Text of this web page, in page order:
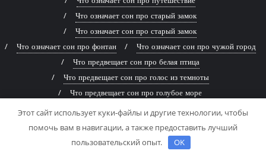
Что означает сон про старый замок
Что означает сон про старый замок
Что означает сон про фонтан
Что означает сон про чужой город
Что предвещает сон про белая птица
Что предвещает сон про голос из темноты
Что предвещает сон про голубое море
Что предвещает сон про голубое море
Что предвещает сон про живописная река
Этот сайт использует куки-файлы и другие технологии, чтобы
помочь вам в навигации, а также предоставить лучший
пользовательский опыт.
OK